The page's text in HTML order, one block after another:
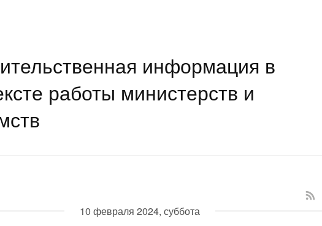
информация в
работы министерств и
10 февраля 2024, суббота